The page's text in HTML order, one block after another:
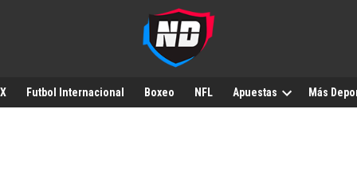
Futbol Internacional Boxeo NFL Apuestas Más